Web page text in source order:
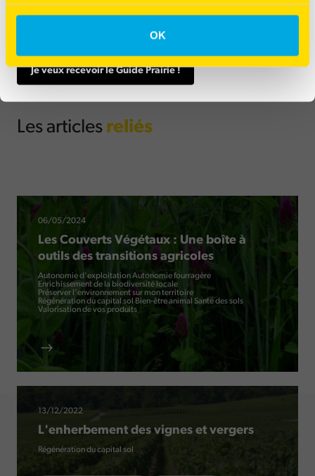
OK
anti-érosion, découvrez en vidéo comment régénérer le capital sol
Les articles reliés
06/05/2024
Les Couverts Végétaux : Une boîte à
outils des transitions agricoles
Autonomie d'exploitationAutonomie fourragère
Enrichissement de la biodiversité locale
Préserver l'environnement sur mon territoire
Régénération du capital sol Bien-être animal Santé des sols
Valorisation de vos produits
13/12/2022
L'enherbement des vignes et vergers
Régénération du capital sol
Je veux recevoir le Guide Prairie !